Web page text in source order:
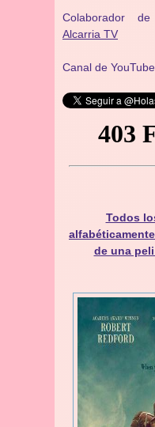
Colaborador de
Alcarria TV
Canal de
Todos
de una